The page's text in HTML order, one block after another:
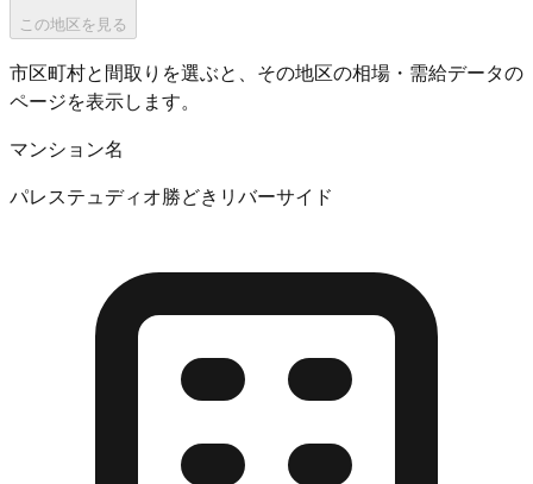
この地区を見る
市区町村と間取りを選ぶと、その地区の相場・需給データの
ページを表示します。
マンション名
パレステュディオ勝どきリバーサイド